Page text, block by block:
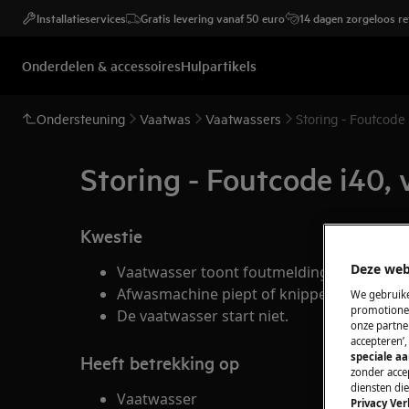
Installatieservices Gratis levering vanaf 50 euro 14 dagen zorgeloos
Onderdelen & accessoiresHulpartikels
Ondersteuning Vaatwas Vaatwassers Storing -
Storing - Foutcode
Kwestie
Vaatwasser toont foutmelding i40, i43 of
Afwasmachine piept of knippert 4 keer.
De vaatwasser start niet.
Heeft betrekking op
Vaatwasser
Deze
We
onze
speciale
zonder
diensten
Privacy